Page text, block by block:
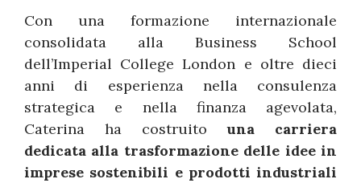
Con una formazione internazionale
consolidata alla Business School
dell’Imperial College London e oltre dieci
anni di esperienza nella consulenza
strategica e nella finanza agevolata,
Caterina ha costruitouna carriera
dedicata alla trasformazione delle idee in
imprese sostenibili e prodotti industriali